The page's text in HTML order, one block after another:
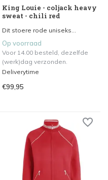
King Louie - coljack heavy
sweat - chili red
Dit stoere rode uniseks...
Op voorraad
Voor 14.00 besteld, dezelfde
(werk)dag verzonden.
Deliverytime
€99,95